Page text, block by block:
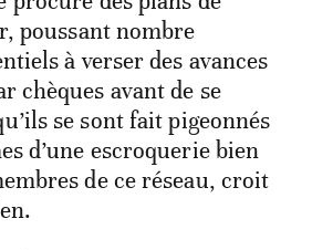
poussant nombre
à verser des avances
chèques avant de se
se sont fait pigeonnés
d’une escroquerie bien
de ce réseau, croit